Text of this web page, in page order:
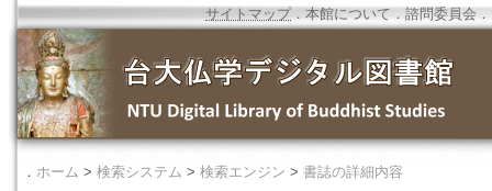
サイトマップ．本館について ． 諮問委員会 ．
． ホーム > 検索システム > 検索エンジン > 書誌の詳細内容